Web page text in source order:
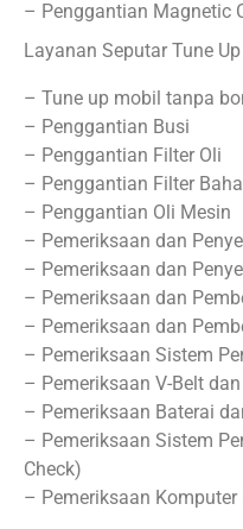
– Penggantian Magnetic
Layanan Seputar Tune
– Tune up mobil tanpa
– Penggantian Busi
– Penggantian Filter Oli
– Penggantian Filter
– Penggantian Oli Mesin
– Pemeriksaan dan
– Pemeriksaan dan
– Pemeriksaan dan
– Pemeriksaan dan
– Pemeriksaan Sistem
– Pemeriksaan V-Belt
– Pemeriksaan Baterai
– Pemeriksaan Sistem
Check)
– Pemeriksaan